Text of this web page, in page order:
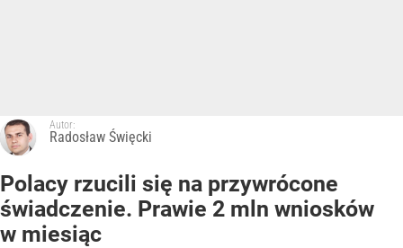
Autor:
Radosław Święcki
Polacy rzucili się na przywrócone
świadczenie. Prawie 2 mln wniosków
w miesiąc